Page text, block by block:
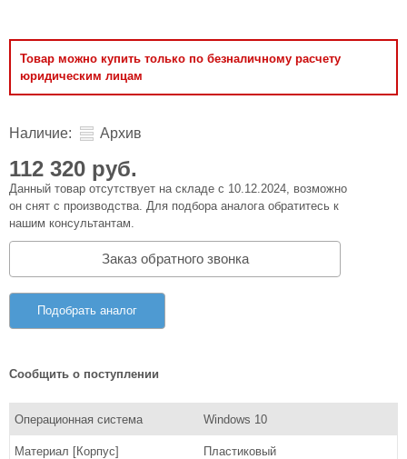
Товар можно купить только по безналичному расчету
юридическим лицам
Наличие: Архив
112 320 руб.
Данный товар отсутствует на складе с 10.12.2024, возможно
он снят с производства. Для подбора аналога обратитесь к
нашим консультантам.
Заказ обратного звонка
Подобрать аналог
Сообщить о поступлении
Операционная система Windows 10
Материал [Корпус] Пластиковый